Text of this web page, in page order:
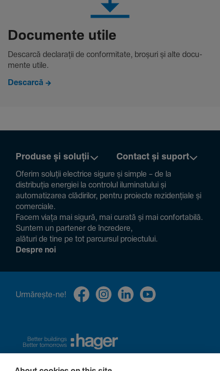
Docu­mente utile
Descarcă decla­rații de conformitate, broșuri și alte docu­
mente utile.
Descarcă
Produse și soluții Contact și suport
Oferim soluții electrice sigure și simple – de la
distribuția energiei la controlul ilumi­na­tului și
auto­ma­ti­zarea clădi­rilor, pentru proiecte rezi­den­țiale și
comer­ciale.
Facem viața mai sigură, mai curată și mai confor­ta­bilă.
Suntem un partener de încre­dere,
alături de tine pe tot parcursul proiec­tului.
Despre noi
Urmă­rește-ne!